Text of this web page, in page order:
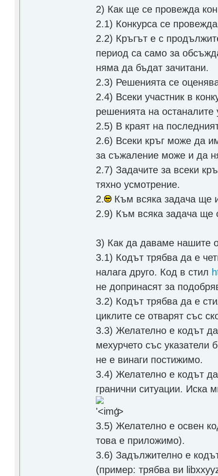
2) Как ще се провежда
2.1) Конкурса се
2.2) Кръгът е с
период са само за
няма да бъдат зачитани.
2.3) Решенията се
2.4) Всеки участник в
решенията на останалите
2.5) В краят на
2.6) Всеки кръг може да
за съжаление може и да
2.7) Задачите за всеки
тяхно усмотрение.
2.
Към всяка задача ще
2.9) Към всяка задача ще
3) Как да даваме нашите
3.1) Кодът трябва да е
налага друго. Код в стил
не допринасят за
3.2) Кодът трябва да е
циклите се отварят със
3.3) Желателно е кодът
мехурчето със указатели
не е винаги постижимо.
3.4) Желателно е кодът
гранични ситуации.
'>
3.5) Желателно е освен
това е приложимо).
3.6) Задължително е
(пример: трябва ви